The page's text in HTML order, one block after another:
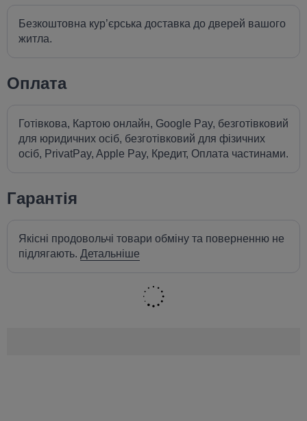
Безкоштовна кур’єрська доставка до дверей вашого
житла.
Оплата
Готівкова, Картою онлайн, Google Pay, безготівковий
для юридичних осіб, безготівковий для фізичних
осіб, PrivatPay, Apple Pay, Кредит, Оплата частинами.
Гарантія
Якісні продовольчі товари обміну та поверненню не
підлягають. Детальніше